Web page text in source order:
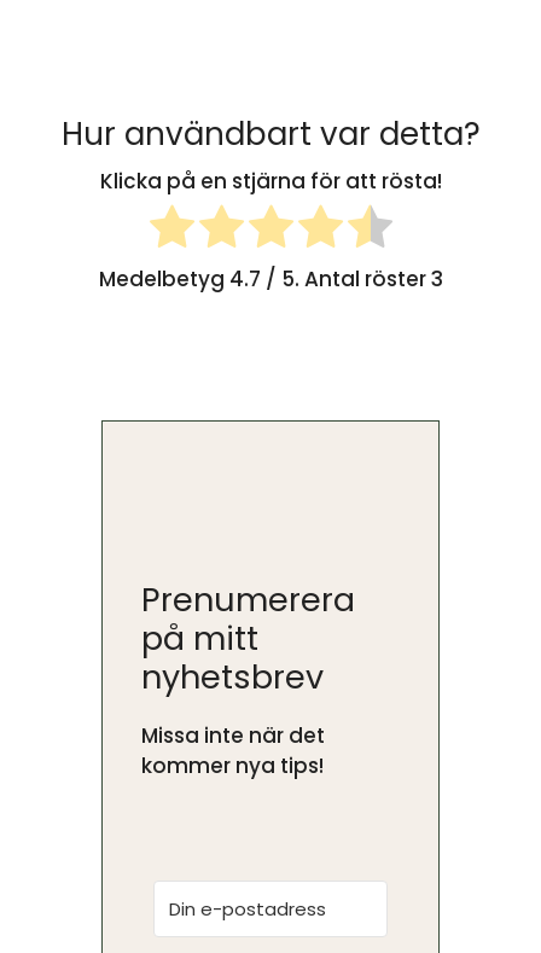
Hur användbart var detta?
Klicka på en stjärna för att rösta!
Medelbetyg 4.7 / 5. Antal röster3
Prenumerera
på mitt
nyhetsbrev
Missa inte när det
kommer nya tips!